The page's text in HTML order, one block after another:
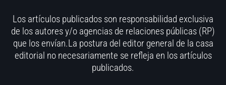
Los artículos publicados son responsabilidad exclusiva
de los autores y/o agencias de relaciones públicas (RP)
que los envían.La postura del editor general de la casa
editorial no necesariamente se refleja en los artículos
publicados.